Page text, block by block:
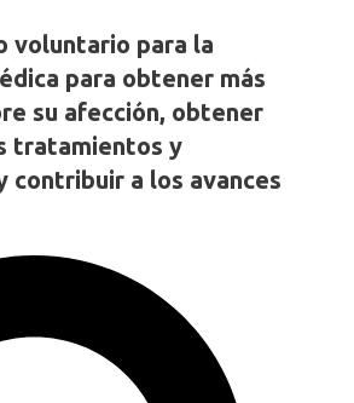
voluntario para la
para obtener más
su afección, obtener
tratamientos y
contribuir a los avances